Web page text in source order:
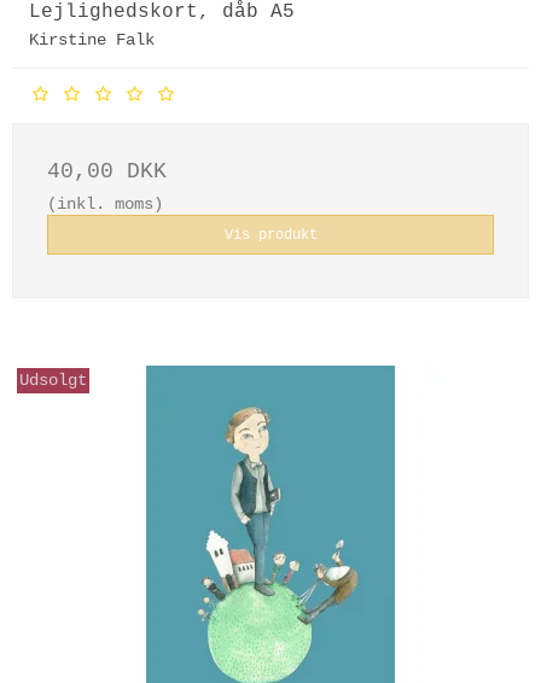
Lejlighedskort, dåb A5
Kirstine Falk
40,00 DKK
(inkl. moms)
Vis produkt
Udsolgt